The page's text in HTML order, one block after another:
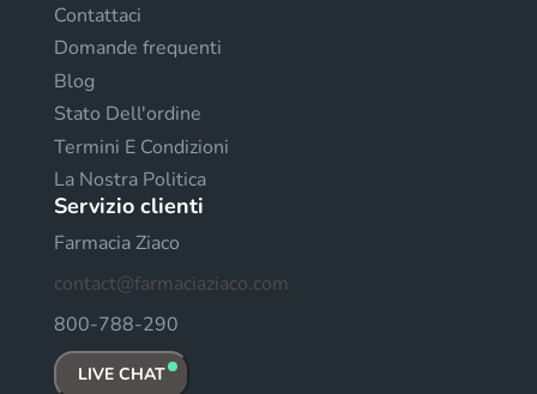
Contattaci
Domande frequenti
Blog
Stato Dell'ordine
Termini E Condizioni
La Nostra Politica
Servizio clienti
Farmacia Ziaco
contact@farmaciaziaco.com
800-788-290
LIVE CHAT